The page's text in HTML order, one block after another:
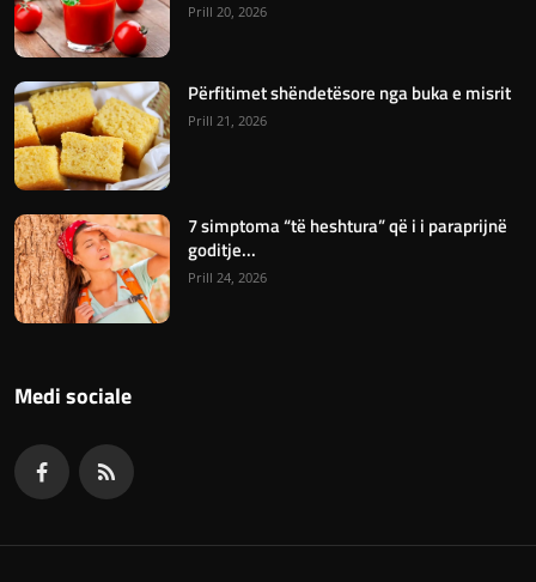
Prill 20, 2026
Përfitimet shëndetësore nga buka e misrit
Prill 21, 2026
7 simptoma “të heshtura” që i i paraprijnë
goditje...
Prill 24, 2026
Medi sociale